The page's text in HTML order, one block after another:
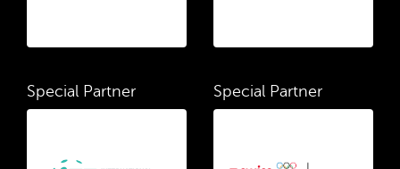
Special Partner Special Partner